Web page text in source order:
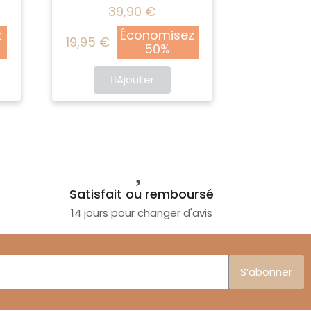
39,90 €
19,95 €
Économisez
50%
Ajouter
Satisfait ou remboursé
14 jours pour changer d'avis
S’abonner